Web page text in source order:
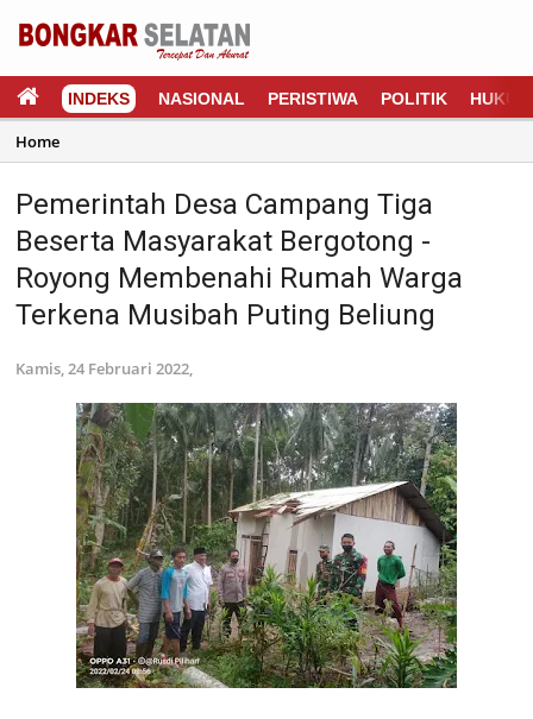
INDEKS NASIONAL PERISTIWA POLITIK HUKUM
Home
Pemerintah Desa Campang Tiga
Beserta Masyarakat Bergotong -
Royong Membenahi Rumah Warga
Terkena Musibah Puting Beliung
Kamis, 24 Februari 2022,